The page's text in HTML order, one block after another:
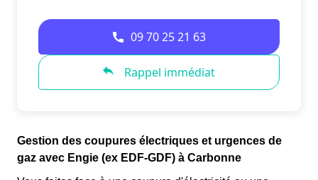
Gestion des coupures électriques et urgences de
gaz avec Engie (ex EDF-GDF) à Carbonne